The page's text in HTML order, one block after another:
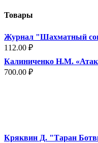
Товары
Журнал "Шахматный
112.00 ₽
Калиниченко Н.М.
700.00 ₽
Кряквин Д. "Таран